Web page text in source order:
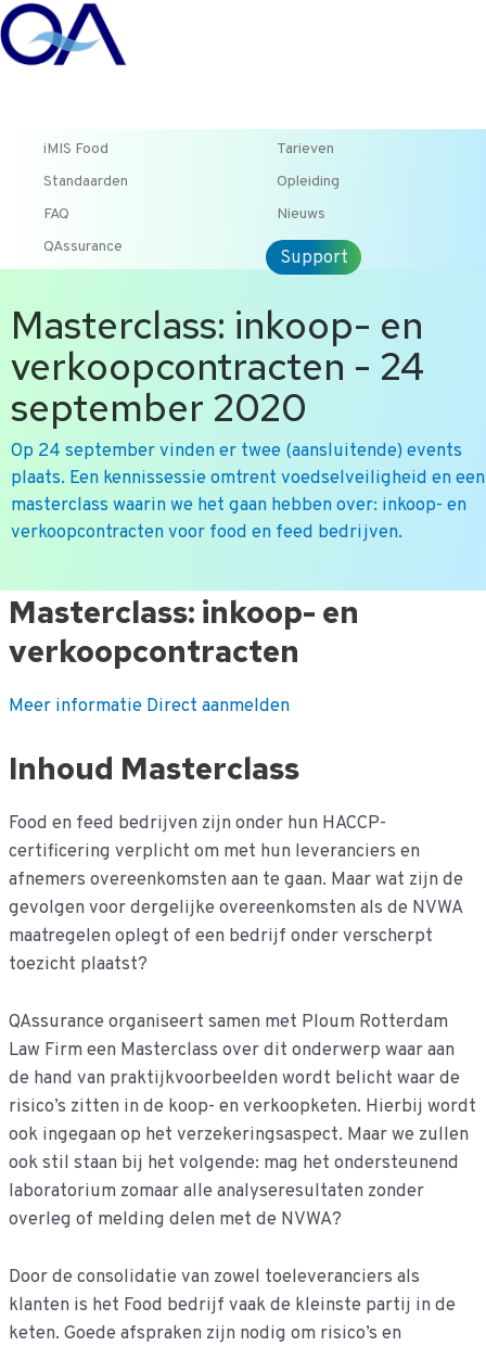
iMIS Food
Tarieven
Standaarden
Opleiding
FAQ
Nieuws
QAssurance
Support
Masterclass: inkoop- en
verkoopcontracten - 24
september 2020
Op 24 september vinden er twee (aansluitende) events
plaats. Een kennissessie omtrent voedselveiligheid en een
masterclass waarin we het gaan hebben over: inkoop- en
verkoopcontracten voor food en feed bedrijven.
Ga
naar
de
Masterclass: inkoop- en
verkoopcontracten
Meer informatie Direct aanmelden
Inhoud Masterclass
Food en feed bedrijven zijn onder hun HACCP-
certificering verplicht om met hun leveranciers en
afnemers overeenkomsten aan te gaan. Maar wat zijn de
gevolgen voor dergelijke overeenkomsten als de NVWA
maatregelen oplegt of een bedrijf onder verscherpt
toezicht plaatst?
QAssurance organiseert samen met Ploum Rotterdam
Law Firm een Masterclass over dit onderwerp waar aan
de hand van praktijkvoorbeelden wordt belicht waar de
risico’s zitten in de koop- en verkoopketen. Hierbij wordt
ook ingegaan op het verzekeringsaspect. Maar we zullen
ook stil staan bij het volgende: mag het ondersteunend
laboratorium zomaar alle analyseresultaten zonder
overleg of melding delen met de NVWA?
Door de consolidatie van zowel toeleveranciers als
klanten is het Food bedrijf vaak de kleinste partij in de
keten. Goede afspraken zijn nodig om risico’s en